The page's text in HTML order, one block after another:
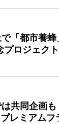
「都市養蜂
プロジェク
共同企画も
レミアムフ